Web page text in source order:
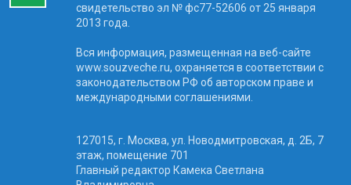
свидетельство эл № фc77-52606 от 25 января
2013 года.
Вся информация, размещенная на веб-сайте
www.souzveche.ru, охраняется в соответствии с
законодательством РФ об авторском праве и
международными соглашениями.
127015, г. Москва, ул. Новодмитровская, д. 2Б, 7
этаж, помещение 701
Главный редактор Камека Светлана